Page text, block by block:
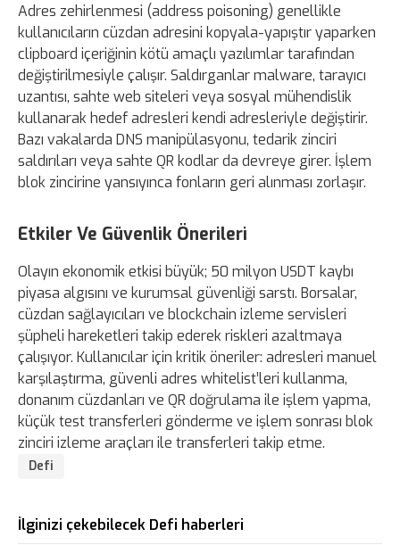
Adres zehirlenmesi (address poisoning) genellikle
kullanıcıların cüzdan adresini kopyala-yapıştır yaparken
clipboard içeriğinin kötü amaçlı yazılımlar tarafından
değiştirilmesiyle çalışır. Saldırganlar malware, tarayıcı
uzantısı, sahte web siteleri veya sosyal mühendislik
kullanarak hedef adresleri kendi adresleriyle değiştirir.
Bazı vakalarda DNS manipülasyonu, tedarik zinciri
saldırıları veya sahte QR kodlar da devreye girer. İşlem
blok zincirine yansıyınca fonların geri alınması zorlaşır.
Etkiler Ve Güvenlik Önerileri
Olayın ekonomik etkisi büyük; 50 milyon USDT kaybı
piyasa algısını ve kurumsal güvenliği sarstı. Borsalar,
cüzdan sağlayıcıları ve blockchain izleme servisleri
şüpheli hareketleri takip ederek riskleri azaltmaya
çalışıyor. Kullanıcılar için kritik öneriler: adresleri manuel
karşılaştırma, güvenli adres whitelist’leri kullanma,
donanım cüzdanları ve QR doğrulama ile işlem yapma,
küçük test transferleri gönderme ve işlem sonrası blok
zinciri izleme araçları ile transferleri takip etme.
Defi
İlginizi çekebilecek Defi haberleri